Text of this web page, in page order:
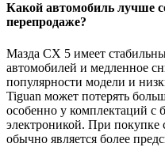
Какой автомобиль лучше
перепродаже?
Mазда CX 5 имеет
автомобилей и медленное
популярности модели и
Tiguan может потерять
особенно у комплектаций
электроникой. При покупке
обычно является более